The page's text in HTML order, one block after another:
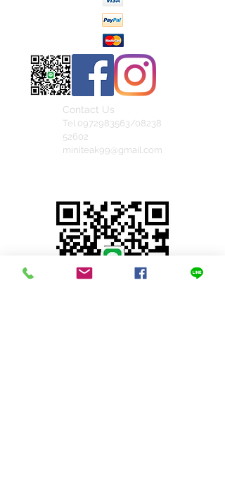
Contact Us
Tel.0972983563/08238
52602
miniteak99@gmail.com